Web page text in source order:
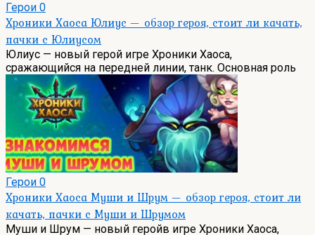
Герои 0
Хроники Хаоса Юлиус — обзор героя, стоит ли качать,
пачки с Юлиусом
Юлиус — новый герой игре Хроники Хаоса,
сражающийся на передней линии, танк. Основная роль
Герои 0
Хроники Хаоса Муши и Шрум — обзор героя, стоит ли
качать, пачки с Муши и Шрумом
Муши и Шрум — новый геройв игре Хроники Хаоса,